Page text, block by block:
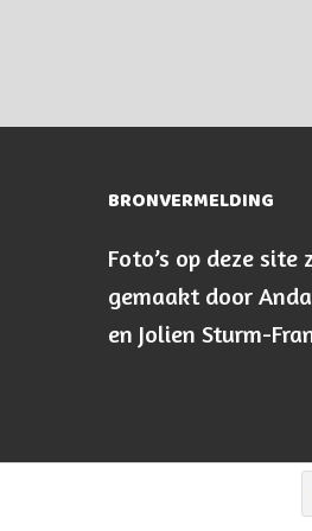
BRONVERMELDING
Foto’s op deze site
gemaakt door
en Jolien Sturm-